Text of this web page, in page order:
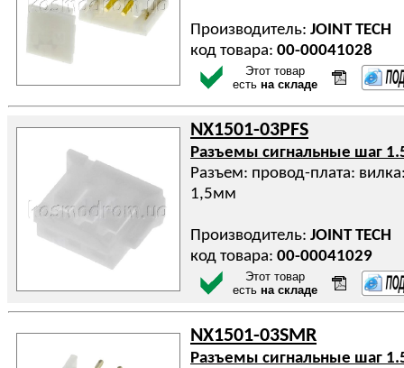
Производитель: JOINT TECH
код товара: 00-00041028
Этот товар
есть на складе
NX1501-03PFS
Разъемы сигнальные шаг
Разъем: провод-плата:
1,5мм
Производитель: JOINT TECH
код товара: 00-00041029
Этот товар
есть на складе
NX1501-03SMR
Разъемы сигнальные шаг